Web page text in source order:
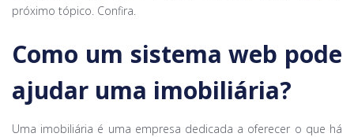
próximo tópico. Confira.
Como um sistema web pode
ajudar uma imobiliária?
Uma imobiliária é uma empresa dedicada a oferecer o que há